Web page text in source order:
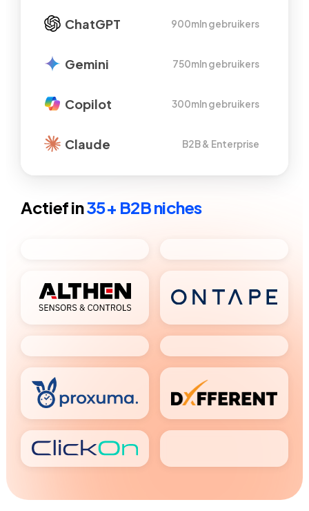
ChatGPT 900mln gebruikers
Gemini 750mln gebruikers
Copilot 300mln gebruikers
Claude B2B & Enterprise
Actief in35+ B2B niches